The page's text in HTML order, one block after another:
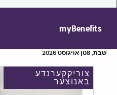
myBenefits
שבת, 8טן אויגוסט 2026
צוריקקערנדע
באנוצער